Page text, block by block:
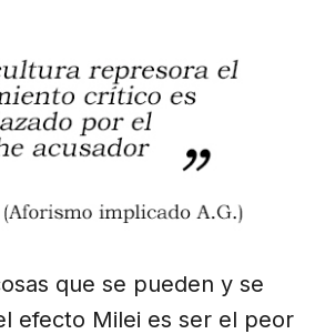
que se pueden y se
efecto Milei es ser el peor